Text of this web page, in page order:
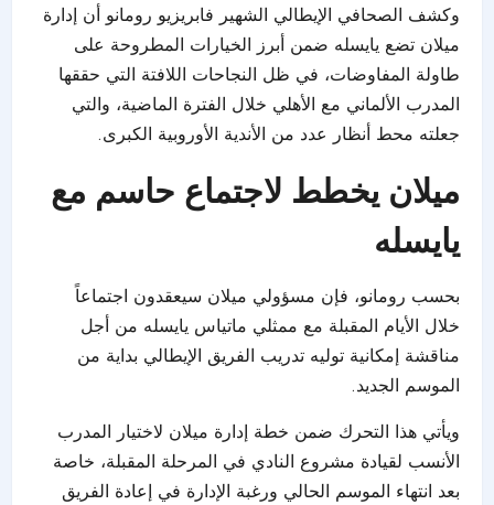
وكشف الصحافي الإيطالي الشهير فابريزيو رومانو أن إدارة
ميلان تضع يايسله ضمن أبرز الخيارات المطروحة على
طاولة المفاوضات، في ظل النجاحات اللافتة التي حققها
المدرب الألماني مع الأهلي خلال الفترة الماضية، والتي
جعلته محط أنظار عدد من الأندية الأوروبية الكبرى.
ميلان يخطط لاجتماع حاسم مع
يايسله
بحسب رومانو، فإن مسؤولي ميلان سيعقدون اجتماعاً
خلال الأيام المقبلة مع ممثلي ماتياس يايسله من أجل
مناقشة إمكانية توليه تدريب الفريق الإيطالي بداية من
الموسم الجديد.
ويأتي هذا التحرك ضمن خطة إدارة ميلان لاختيار المدرب
الأنسب لقيادة مشروع النادي في المرحلة المقبلة، خاصة
بعد انتهاء الموسم الحالي ورغبة الإدارة في إعادة الفريق